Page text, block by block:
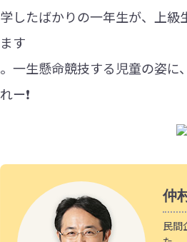
学したばかりの一年生が、上
ます
。一生懸命競技する児童の姿に
れー❗
仲
民間